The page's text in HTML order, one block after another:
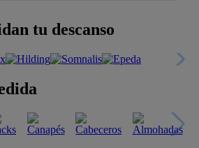
tu descanso